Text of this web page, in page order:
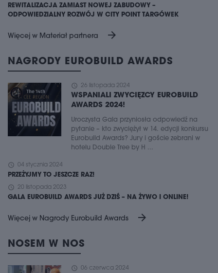
REWITALIZACJA ZAMIAST NOWEJ ZABUDOWY –
ODPOWIEDZIALNY ROZWÓJ W CITY POINT TARGÓWEK
Więcej w Materiał partnera arrow_forward
NAGRODY EUROBUILD AWARDS
schedule 26 listopada 2024
WSPANIALI ZWYCIĘZCY EUROBUILD
AWARDS 2024!
Uroczysta Gala przyniosła odpowiedź na
pytanie – kto zwyciężył w 14. edycji konkursu
Eurobuild Awards? Jury i goście zebrani w
hotelu Double Tree by H ...
schedule 04 stycznia 2024
PRZEŻYJMY TO JESZCZE RAZ!
schedule 20 listopada 2023
GALA EUROBUILD AWARDS JUŻ DZIŚ – NA ŻYWO I ONLINE!
Więcej w Nagrody Eurobuild Awards arrow_forward
NOSEM W NOS
schedule 06 czerwca 2024